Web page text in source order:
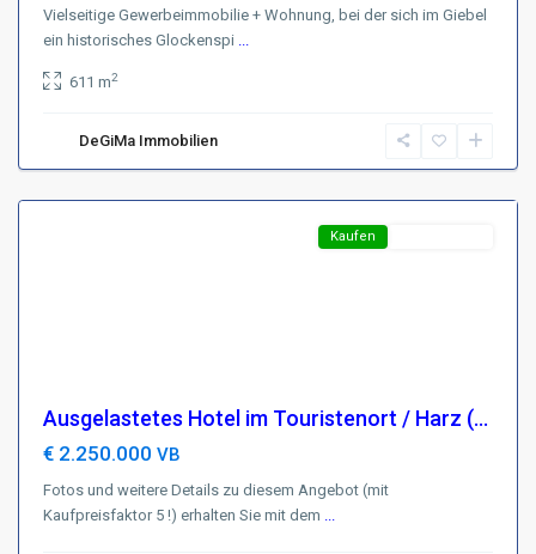
Vielseitige Gewerbeimmobilie + Wohnung, bei der sich im Giebel
ein historisches Glockenspi ...
611 m2
DeGiMa Immobilien
Region
Harz
99768
Kaufen
Ausgelastetes Hotel im Touristenort / Harz (...
€ 2.250.000 VB
Fotos und weitere Details zu diesem Angebot (mit
Kaufpreisfaktor 5 !) erhalten Sie mit dem ...